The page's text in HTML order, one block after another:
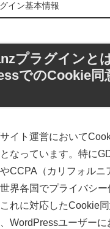
イン基本情報
プラグインと
でのCookie同
イト運営において
なっています。特に
CCPA（カリフォルニ
界各国でプライバシ
れに対応したCookie
WordPressユーザー